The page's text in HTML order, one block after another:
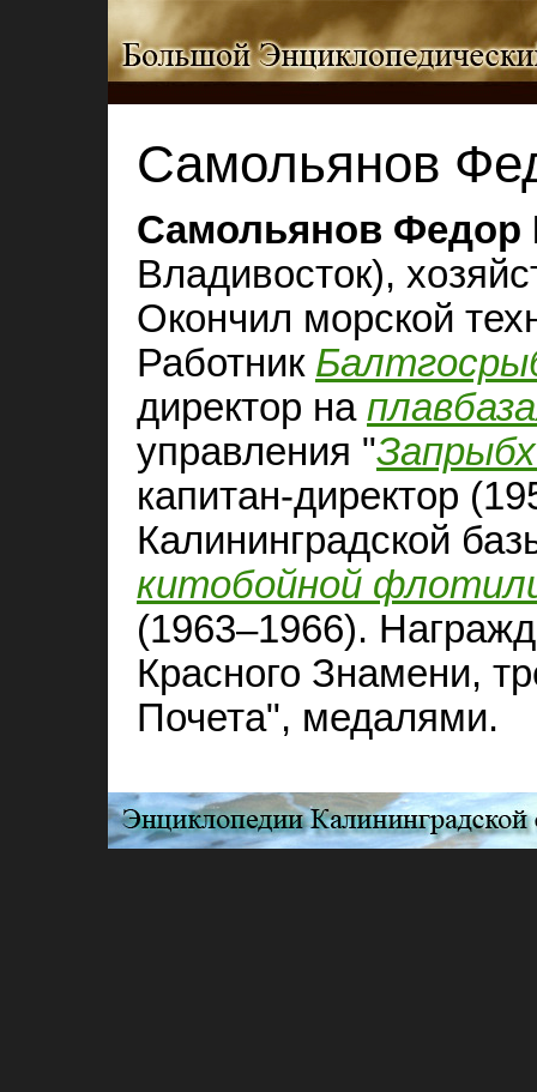
Самольянов
Самольянов Федор
Владивосток),
Окончил морской
Работник
директор на
управления "
капитан-директор
Калининградской
китобойной
(1963–1966).
Красного Знамени,
Почета", медалями.